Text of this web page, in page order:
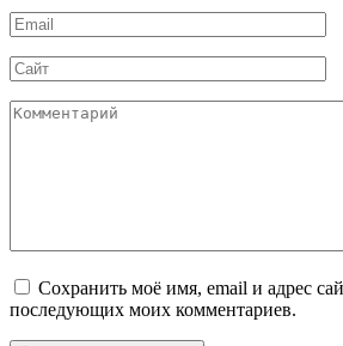
Email
*
Сайт
Комментарий
Сохранить моё имя, email и адрес
последующих моих комментариев.